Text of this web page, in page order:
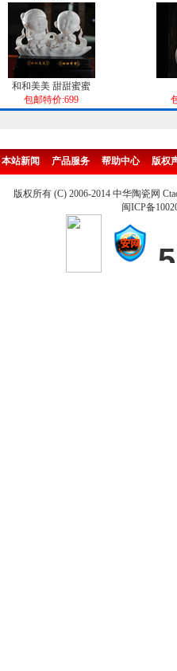
和和美美 甜甜蜜蜜
包邮特价:699
本站新闻 产品服务 帮助中心 版权
版权所有 (C) 2006-2014 中华陶瓷网
闽ICP备